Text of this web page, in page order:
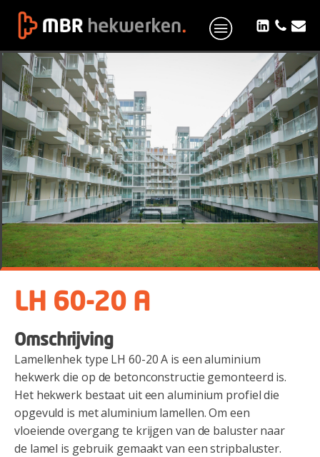
LH 60-20 A
Omschrijving
Lamellenhek type LH 60-20 A is een aluminium
hekwerk die op de betonconstructie gemonteerd is.
Het hekwerk bestaat uit een aluminium profiel die
opgevuld is met aluminium lamellen. Om een
vloeiende overgang te krijgen van de baluster naar
de lamel is gebruik gemaakt van een stripbaluster.